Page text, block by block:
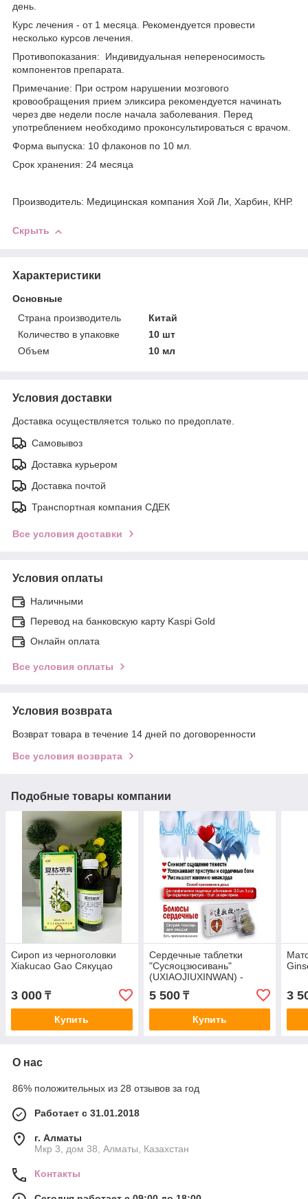
день.
Курс лечения - от 1 месяца. Рекомендуется провести
несколько курсов лечения.
Противопоказания: Индивидуальная непереносимость
компонентов препарата.
Примечание: При остром нарушении мозгового
кровообращения прием эликсира рекомендуется начинать
через две недели после начала заболевания. Перед
употреблением необходимо проконсультироваться с врачом.
Форма выпуска: 10 флаконов по 10 мл.
Срок хранения: 24 месяца
Производитель: Медицинская компания Хой Ли, Харбин, КНР.
Скрыть
Характеристики
Основные
Страна производитель
Китай
Количество в упаковке
10 шт
Объем
10 мл
Условия доставки
Доставка осуществляется только по предоплате.
Самовывоз
Доставка курьером
Доставка почтой
Транспортная компания СДЕК
Все условия доставки
Условия оплаты
Наличными
Перевод на банковскую карту Kaspi Gold
Онлайн оплата
Все условия оплаты
Условия возврата
Возврат товара в течение 14 дней по договоренности
Все условия возврата
Подобные товары компании
Сироп из черноголовки
Xiakucao Gao Сякуцао
3 000 ₸
Купить
Сердечные таблетки
"Сусяоцзюсивань"
(UXIAOJIUXINWAN) -
скорая помощь сердцу из
Китая
5 500₸
Купить
3
О нас
86% положительных из 28 отзывов за год
Работает с 31.01.2018
г. Алматы
Мкр 3, дом 38, Алматы, Казахстан
Контакты